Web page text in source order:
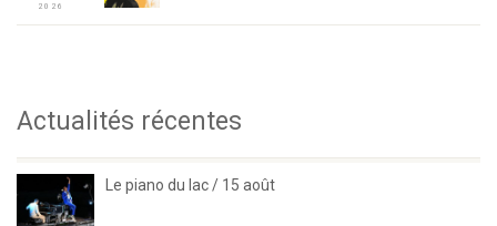
2026
Actualités récentes
Le piano du lac / 15 août